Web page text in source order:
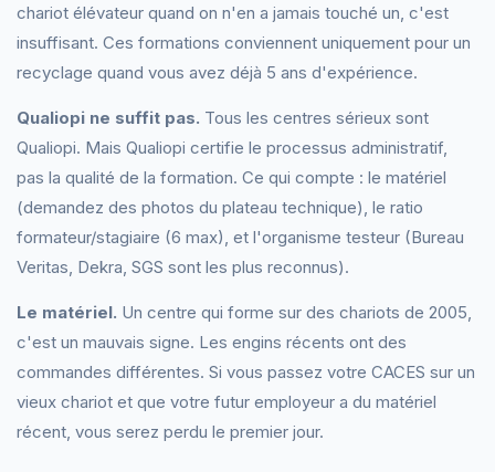
chariot élévateur quand on n'en a jamais touché un, c'est
insuffisant. Ces formations conviennent uniquement pour un
recyclage quand vous avez déjà 5 ans d'expérience.
Qualiopi ne suffit pas. Tous les centres sérieux sont
Qualiopi. Mais Qualiopi certifie le processus administratif,
pas la qualité de la formation. Ce qui compte : le matériel
(demandez des photos du plateau technique), le ratio
formateur/stagiaire (6 max), et l'organisme testeur (Bureau
Veritas, Dekra, SGS sont les plus reconnus).
Le matériel. Un centre qui forme sur des chariots de 2005,
c'est un mauvais signe. Les engins récents ont des
commandes différentes. Si vous passez votre CACES sur un
vieux chariot et que votre futur employeur a du matériel
récent, vous serez perdu le premier jour.